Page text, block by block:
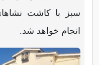
سبز با کاشت
انجام خواهد شد.